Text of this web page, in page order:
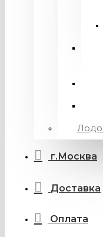
г.Москва
Доставка
Оплата